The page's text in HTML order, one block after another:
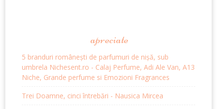
apreciate
5 branduri românești de parfumuri de nișă, sub
umbrela Nichesent.ro - Calaj Perfume, Adi Ale Van, A13
Niche, Grande perfume si Emozioni Fragrances
Trei Doamne, cinci întrebări - Nausica Mircea